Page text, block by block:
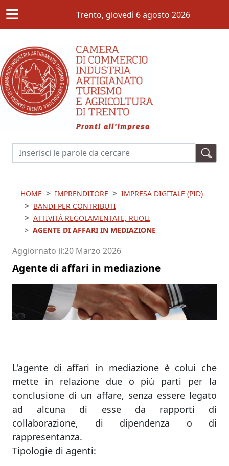
≡ Trento, giovedì 6 agosto 2026
Cerca
HOME IMPRENDITORE
IMPRESA DIGITALE (PID)
BANDI PER CONTRIBUTI
ATTIVITÀ REGOLAMENTATE, RUOLI
AGENTE DI AFFARI IN MEDIAZIONE
Aggiornato il 20 Marzo 2026
Agente di affari in mediazione
L'agente di affari in mediazione è colui che
mette in relazione due o più parti per la
conclusione di un affare, senza essere legato
ad alcuna di esse da rapporti di
collaborazione, di dipendenza o di
rappresentanza.
Tipologie di agenti: